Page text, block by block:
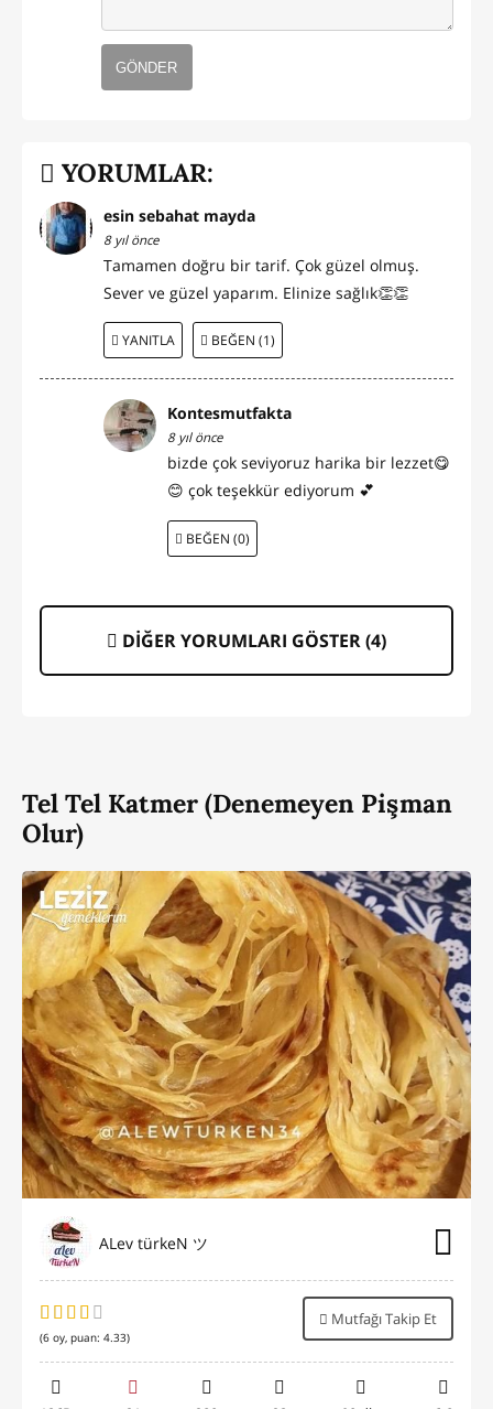
GÖNDER
YORUMLAR:
esin sebahat mayda
8 yıl önce
Tamamen doğru bir tarif. Çok güzel olmuş.
Sever ve güzel yaparım. Elinize sağlık👏👏
YANITLA BEĞEN (1)
Kontesmutfakta
8 yıl önce
bizde çok seviyoruz harika bir lezzet😋
😊 çok teşekkür ediyorum 💕
BEĞEN (0)
DİĞER YORUMLARI GÖSTER (4)
Tel Tel Katmer (Denemeyen Pişman
Olur)
ALev türkeN ツ
(6 oy, puan: 4.33)
Mutfağı Takip Et